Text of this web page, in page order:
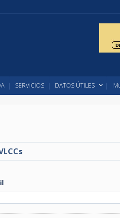
SERVICIOS DATOS ÚTILES